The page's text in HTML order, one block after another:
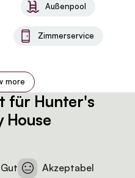
Außenpool
Zimmerservice
more
für Hunter's
House
Gut Akzeptabel